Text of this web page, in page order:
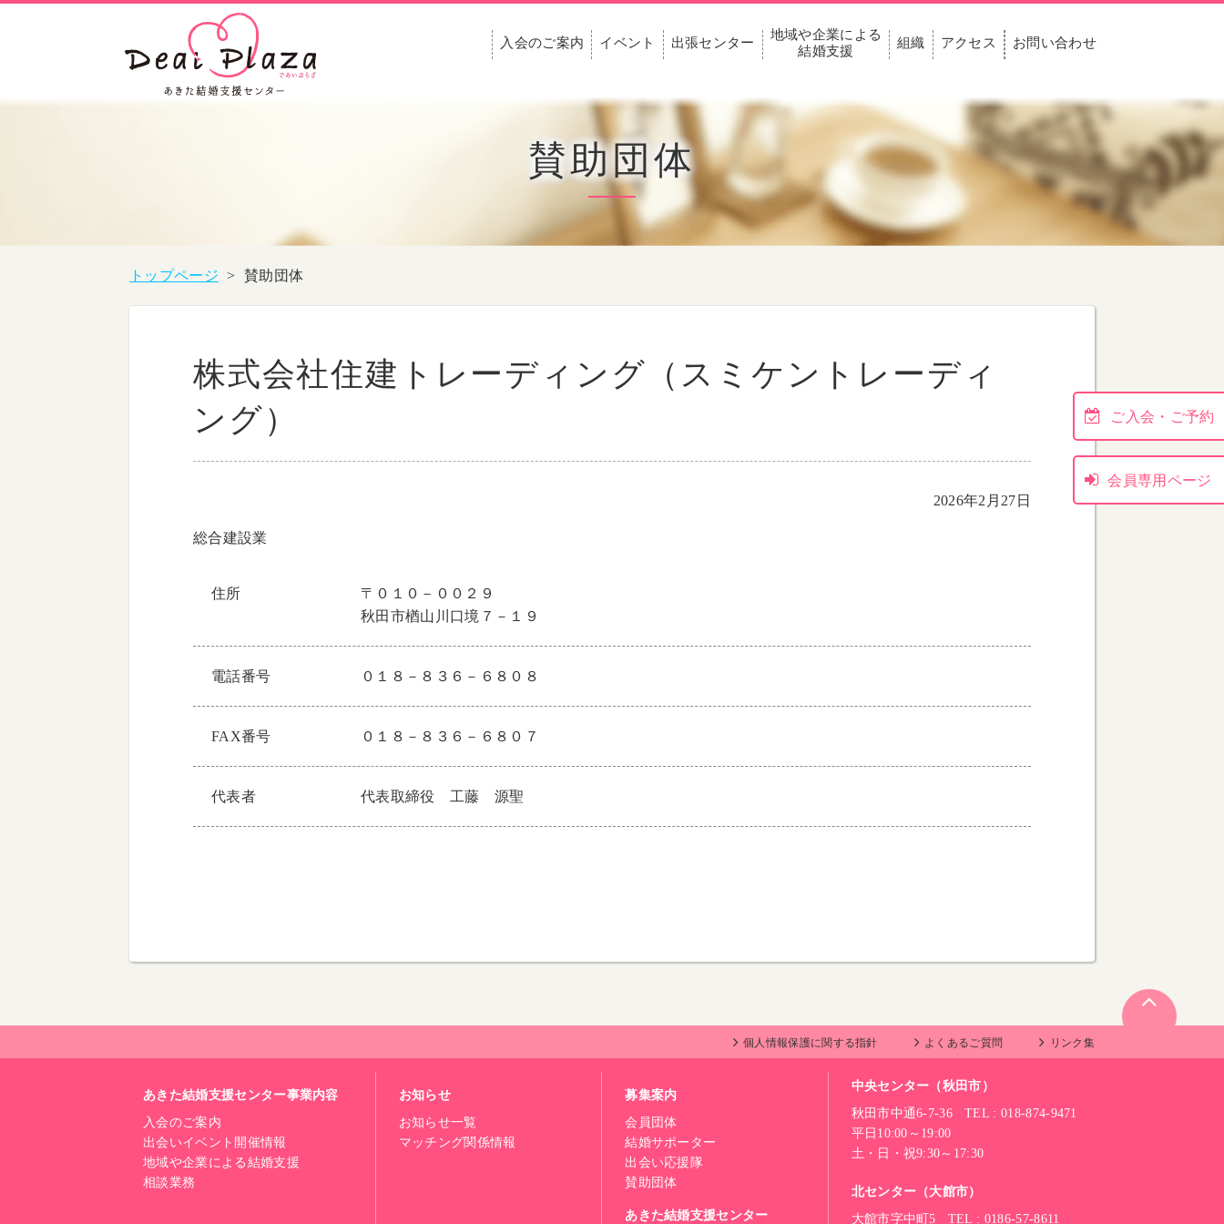
入会のご案内 イベント 出張センター
地域や企業による
結婚支援
組織 アクセス お問い合わせ
ご入会・ご予約
会員専用ページ
賛助団体
トップページ > 賛助団体
株式会社住建トレーディング（スミケントレーディ
ング）
2026年2月27日
総合建設業
住所
〒０１０－００２９
秋田市楢山川口境７－１９
電話番号 ０１８－８３６－６８０８
FAX番号 ０１８－８３６－６８０７
代表者 代表取締役 工藤 源聖
個人情報保護に関する指針 よくあるご質問 リンク集
あきた結婚支援センター事業内容
入会のご案内
出会いイベント開催情報
地域や企業による結婚支援
相談業務
お知らせ
お知らせ一覧
マッチング関係情報
募集案内
会員団体
結婚サポーター
出会い応援隊
賛助団体
あきた結婚支援センター
中央センター（秋田市）
秋田市中通6-7-36 TEL : 018-874-9471
平日10:00～19:00
土・日・祝9:30～17:30
北センター（大館市）
大館市字中町5 TEL : 0186-57-8611